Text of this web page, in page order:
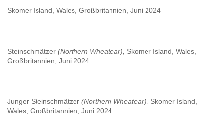
Skomer Island, Wales, Großbritannien, Juni 2024
Steinschmätzer (Northern Wheatear),
Skomer Island, Wales,
Großbritannien, Juni 2024
Junger Steinschmätzer (Northern Wheatear),
Skomer Island,
Wales, Großbritannien, Juni 2024